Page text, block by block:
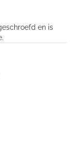
en is